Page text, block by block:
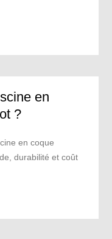
en
?
en coque
durabilité et coût